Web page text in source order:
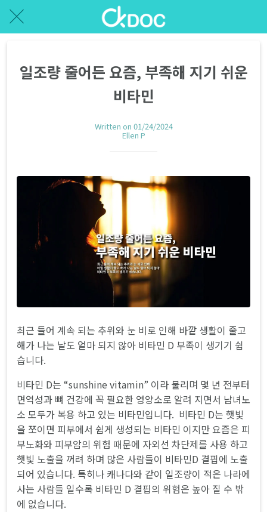
일조량 줄어든 요즘, 부족해 지기 쉬운
비타민
Written on 01/24/2024
Ellen P
최근 들어 계속 되는 추위와 눈 비로 인해 바깥 생활이 줄고
해가 나는 날도 얼마 되지 않아 비타민 D 부족이 생기기 쉽
습니다.
비타민 D는 “sunshine vitamin” 이라 불리며 몇 년 전부터
면역성과 뼈 건강에 꼭 필요한 영양소로 알려 지면서 남녀노
소 모두가 복용 하고 있는 비타민입니다. 비타민 D는 햇빛
을 쪼이면 피부에서 쉽게 생성되는 비타민 이지만 요즘은 피
부노화와 피부암의 위험 때문에 자외선 차단제를 사용 하고
햇빛 노출을 꺼려 하며 많은 사람들이 비타민D 결핍에 노출
되어 있습니다. 특히나 캐나다와 같이 일조량이 적은 나라에
사는 사람들 일수록 비타민 D 결핍의 위험은 높아 질 수 밖
에 없습니다.